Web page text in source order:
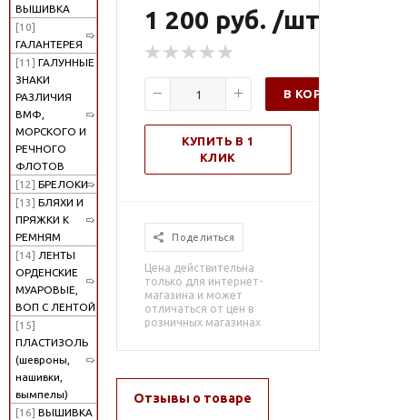
ВЫШИВКА
[10]
ГАЛАНТЕРЕЯ
[11] ГАЛУННЫЕ
ЗНАКИ
РАЗЛИЧИЯ
ВМФ,
МОРСКОГО И
РЕЧНОГО
ФЛОТОВ
[12] БРЕЛОКИ
[13] БЛЯХИ И
ПРЯЖКИ К
РЕМНЯМ
[14] ЛЕНТЫ
ОРДЕНСКИЕ
МУАРОВЫЕ,
ВОП С ЛЕНТОЙ
[15]
ПЛАСТИЗОЛЬ
(шевроны,
нашивки,
вымпелы)
[16] ВЫШИВКА
1 200 руб. /шт
В КОРЗИНУ
КУПИТЬ В 1
КЛИК
Поделиться
Цена действительна
только для интернет-
магазина и может
отличаться от цен в
розничных магазинах
Отзывы о товаре